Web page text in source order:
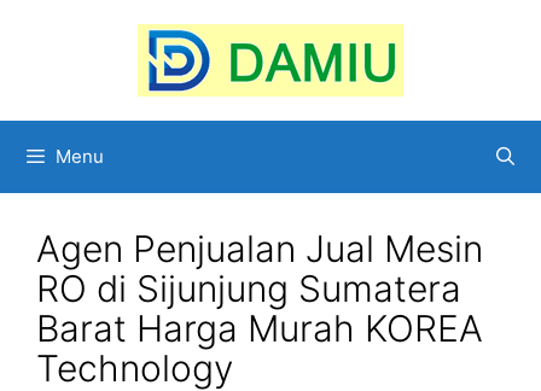
Menu
Agen Penjualan Jual Mesin
RO di Sijunjung Sumatera
Barat Harga Murah KOREA
Technology